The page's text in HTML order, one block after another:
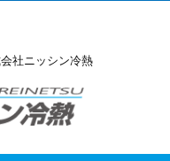
社ニッシン冷熱